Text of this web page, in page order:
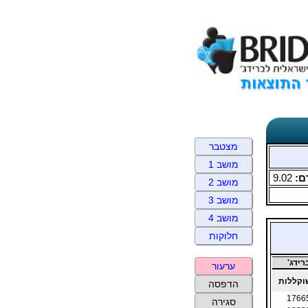
9.02
מצטבר
מושב 1
מושב 2
מושב 3
מושב 4
חלוקות
ערעור
הדפסה
סגירה